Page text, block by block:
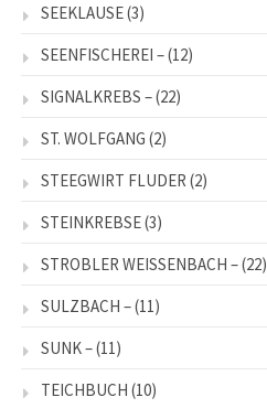
SEEKLAUSE(3)
SEENFISCHEREI –(12)
SIGNALKREBS –(22)
ST. WOLFGANG (2)
STEEGWIRT FLUDER (2)
STEINKREBSE(3)
STROBLER WEISSENBACH –(22)
SULZBACH –(11)
SUNK –(11)
TEICHBUCH (10)